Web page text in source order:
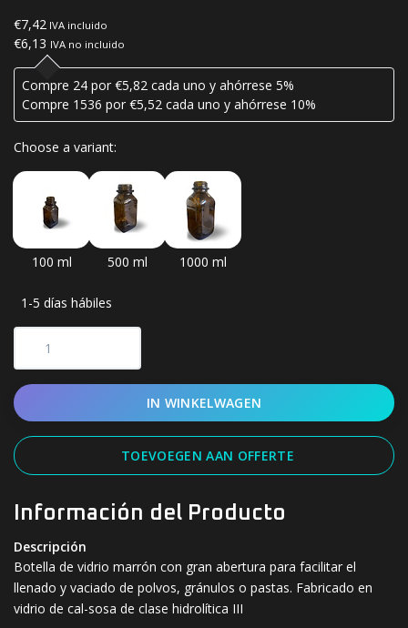
€7,42 IVA incluido
€6,13 IVA no incluido
Compre 24 por €5,82 cada uno y ahórrese 5%
Compre 1536 por €5,52 cada uno y ahórrese 10%
Choose a variant:
100 ml 500 ml 1000 ml
1-5 días hábiles
IN WINKELWAGEN
TOEVOEGEN AAN OFFERTE
Información del Producto
Descripción
Botella de vidrio marrón con gran abertura para facilitar el
llenado y vaciado de polvos, gránulos o pastas. Fabricado en
vidrio de cal-sosa de clase hidrolítica III